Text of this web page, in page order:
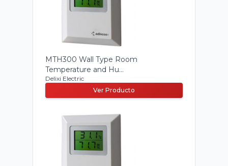
MTH300 Wall Type Room
Temperature and Hu...
Delixi Electric
Ver Producto